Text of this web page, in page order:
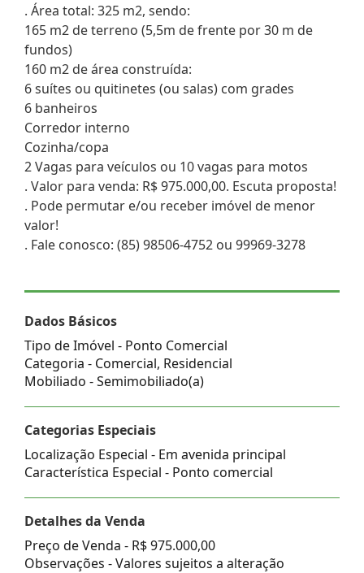
. Área total: 325 m2, sendo:
165 m2 de terreno (5,5m de frente por 30 m de
fundos)
160 m2 de área construída:
6 suítes ou quitinetes (ou salas) com grades
6 banheiros
Corredor interno
Cozinha/copa
2 Vagas para veículos ou 10 vagas para motos
. Valor para venda: R$ 975.000,00. Escuta proposta!
. Pode permutar e/ou receber imóvel de menor
valor!
. Fale conosco: (85) 98506-4752 ou 99969-3278
Dados Básicos
Tipo de Imóvel - Ponto Comercial
Categoria - Comercial, Residencial
Mobiliado - Semimobiliado(a)
Categorias Especiais
Localização Especial - Em avenida principal
Característica Especial - Ponto comercial
Detalhes da Venda
Preço de Venda - R$ 975.000,00
Observações - Valores sujeitos a alteração